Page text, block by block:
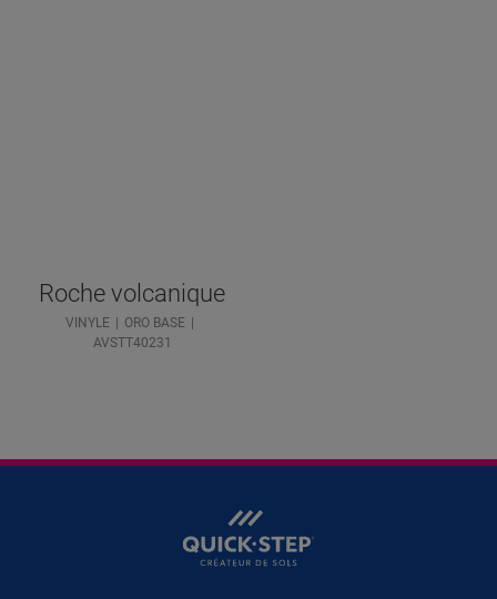
Roche volcanique
VINYLE
ORO BASE
AVSTT40231